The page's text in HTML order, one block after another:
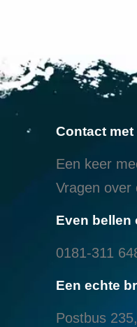
Contact
Een keer
Vragen over
Even bellen
0181-311
Een echte
Postbus